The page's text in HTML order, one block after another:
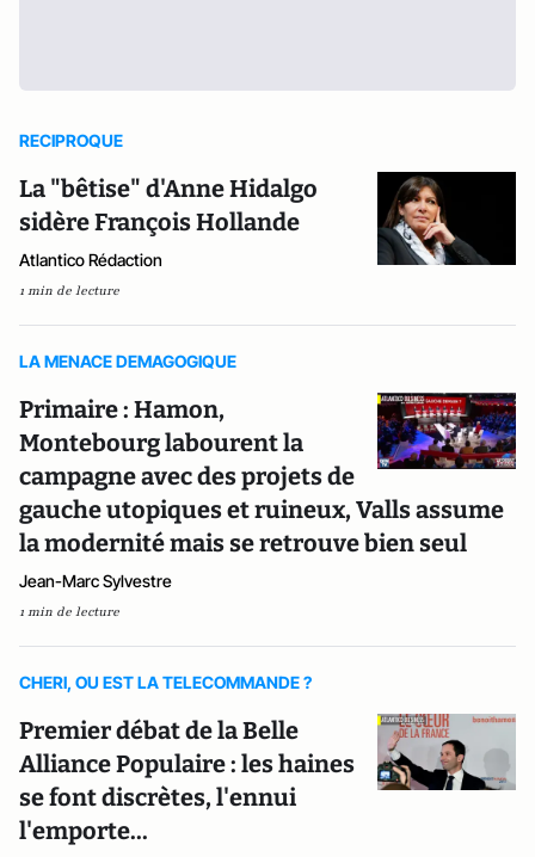
RECIPROQUE
La "bêtise" d'Anne Hidalgo
sidère François Hollande
Atlantico Rédaction
1 min de lecture
LA MENACE DEMAGOGIQUE
Primaire : Hamon,
Montebourg labourent la
campagne avec des projets de
gauche utopiques et ruineux, Valls assume
la modernité mais se retrouve bien seul
Jean-Marc Sylvestre
1 min de lecture
CHERI, OU EST LA TELECOMMANDE ?
Premier débat de la Belle
Alliance Populaire : les haines
se font discrètes, l'ennui
l'emporte...